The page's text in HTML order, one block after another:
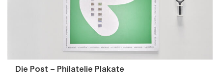
Die Post – Philatelie Plakate